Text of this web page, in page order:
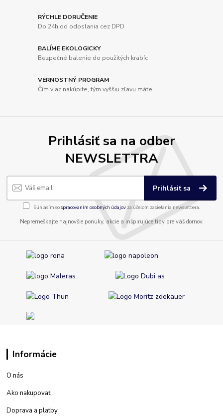
RÝCHLE DORUČENIE
Do 24h od odoslania cez DPD
BALÍME EKOLOGICKY
Bezpečné balenie do použitých krabíc
VERNOSTNÝ PROGRAM
Čím viac nakúpite, tým vyššiu zľavu máte
Prihlásiť sa na odber
NEWSLETTRA
Prihlásiť sa
Súhlasím sospracovaním osobných údajov za účelom zasielania newslettera.
Nepremeškajte najnovšie ponuky, akcie a inšpirujúce tipy pre váš domov.
Informácie
O nás
Ako nakupovať
Doprava a platby